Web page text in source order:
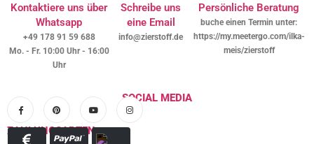
Kontaktiere uns über
Whatsapp
+49 178 91 59 688
Mo. - Fr. 10:00 Uhr - 16:00
Uhr
Schreibe uns
eine Email
info@zierstoff.de
Persönliche Beratung
buche einen Termin unter:
https://my.meetergo.com/ilka-
meis/zierstoff
SOCIAL MEDIA
ZAHLUNGSARTEN